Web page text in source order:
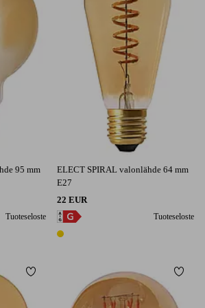
95 mm
Tuoteseloste
ELECT SPIRAL valonlähde 64 mm
E27
22 EUR
Tuoteseloste
1 väri
Lisää suosikkeihin Lisää